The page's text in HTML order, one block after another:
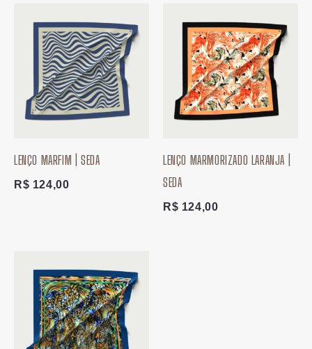
LENÇO MARFIM | SEDA
R$ 124,00
LENÇO MARMORIZADO LARANJA |
SEDA
R$ 124,00